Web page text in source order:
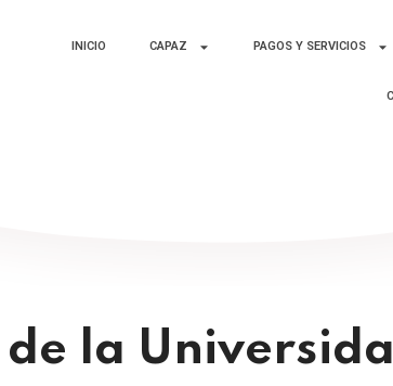
INICIO CAPAZ PAGOS Y SERVICIOS
de la